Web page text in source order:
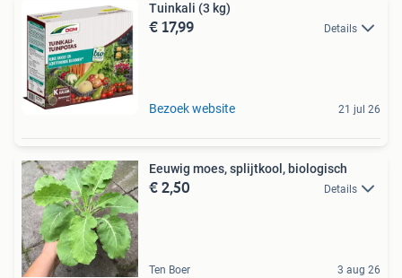
Tuinkali (3 kg)
€ 17,99 Details
Bezoek website 21 jul 26
Eeuwig moes, splijtkool, biologisch
€ 2,50 Details
Ten Boer 3 aug 26